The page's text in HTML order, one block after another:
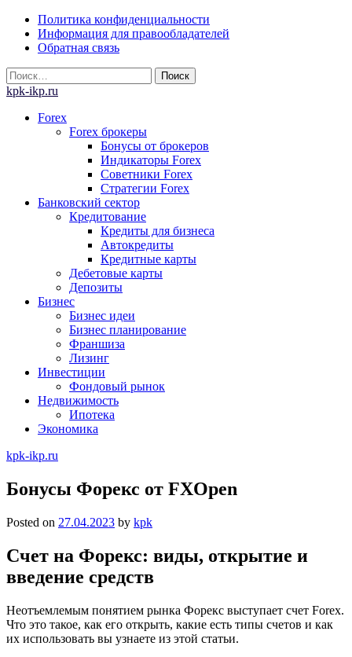
Skip
content
Политика конфиденциальности
Информация для правообладателей
Обратная связь
Найти:
kpk-ikp.ru
Forex
Forex брокеры
Бонусы от брокеров
Индикаторы Forex
Советники Forex
Стратегии Forex
Банковский сектор
Кредитование
Кредиты для бизнеса
Автокредиты
Кредитные карты
Дебетовые карты
Депозиты
Бизнес
Бизнес идеи
Бизнес планирование
Франшиза
Лизинг
Инвестиции
Фондовый рынок
Недвижимость
Ипотека
Экономика
kpk-ikp.ru
Бонусы Форекс от FXOpen
Posted on 27.04.2023 by kpk
Счет на Форекс: виды, открытие и
введение средств
Неотъемлемым понятием рынка Форекс выступает счет Forex.
Что это такое, как его открыть, какие есть типы счетов и как
их использовать вы узнаете из этой статьи.